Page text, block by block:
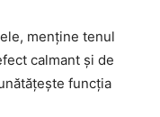
menține tenul
calmant și de
funcția